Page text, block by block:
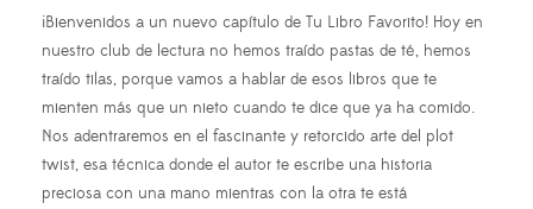
¡Bienvenidos a un nuevo capítulo de Tu Libro Favorito! Hoy en
nuestro club de lectura no hemos traído pastas de té, hemos
traído tilas, porque vamos a hablar de esos libros que te
mienten más que un nieto cuando te dice que ya ha comido.
Nos adentraremos en el fascinante y retorcido arte del plot
twist, esa técnica donde el autor te escribe una historia
preciosa con una mano mientras con la otra te está